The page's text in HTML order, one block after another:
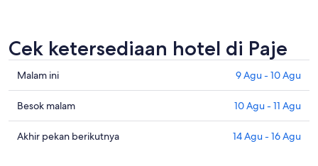
Cek ketersediaan hotel di Paje
Cek
harga
di
Paje
untuk
Malam ini 9 Agu - 10 Agu
Cek
harga
di
Besok malam 10 Agu - 11 Agu
Cek
Akhir pekan berikutnya 14 Agu - 16 Agu